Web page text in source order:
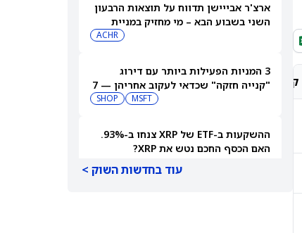
קונצנזוס אנליסטים מחיר יעד אנליסטים
-
ארצ'ר אבייישן תדווח על תוצאות הרבעון
השני בשבוע הבא – מי מחזיק במניית
ACHR
3 המניות הפעילות ביותר עם דירוג
"קנייה חזקה" שכדאי לעקוב אחריהן — 7
MSFT
SHOP
ההשקעות ב-ETF של XRP צנחו ב-93%.
האם הכסף החכם נטש את XRP?
עוד בחדשות השוק >